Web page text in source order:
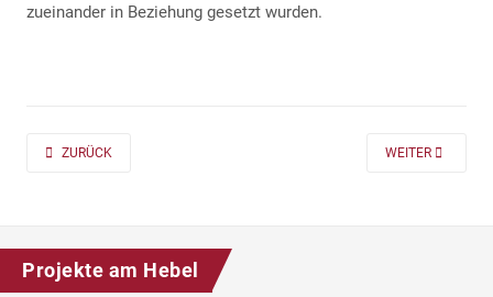
zueinander in Beziehung gesetzt wurden.
PREVIOUS ARTICLE: AD FONTES 2019/20 „MASS“ FÜR DIE KLASSEN 7
ZURÜCK NEXT ARTICLE:
WEITER
Projekte am Hebel